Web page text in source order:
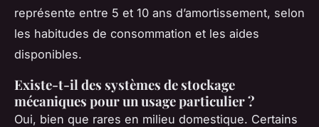
représente entre 5 et 10 ans d’amortissement, selon
les habitudes de consommation et les aides
disponibles.
Existe-t-il des systèmes de stockage
mécaniques pour un usage particulier ?
Oui, bien que rares en milieu domestique. Certains